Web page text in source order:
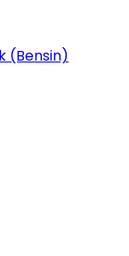
(Bensin)